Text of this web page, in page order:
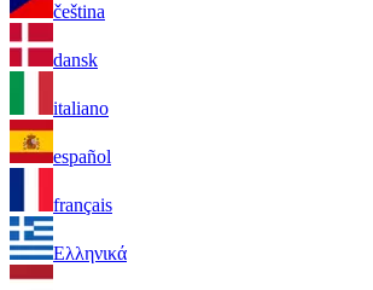
čeština
dansk
italiano
español
français
Ελληνικά